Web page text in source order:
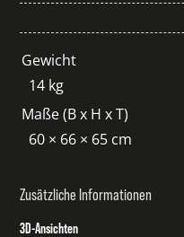
Gewicht
14 kg
Maße (B x H x T)
60 × 66 × 65 cm
Zusätzliche Informationen
3D-Ansichten